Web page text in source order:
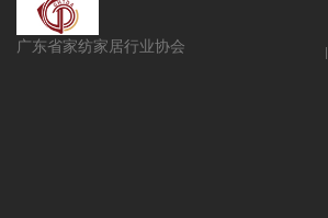
广东省家纺家居行业协会